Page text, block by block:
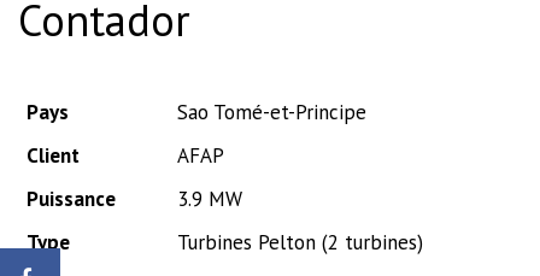
Contador
Pays
Sao Tomé-et-Principe
Client
AFAP
Puissance
3.9 MW
Type
Turbines Pelton (2 turbines)